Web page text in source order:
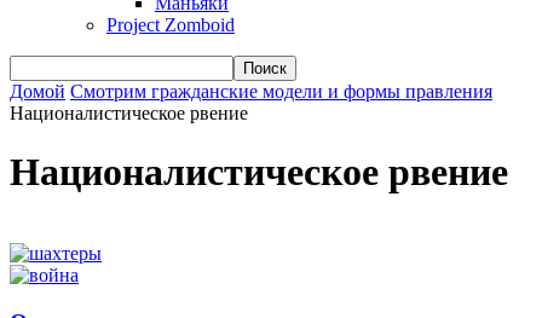
Project Zomboid
Домой Смотрим гражданские модели и формы правления
Националистическое рвение
Националистическое рвение